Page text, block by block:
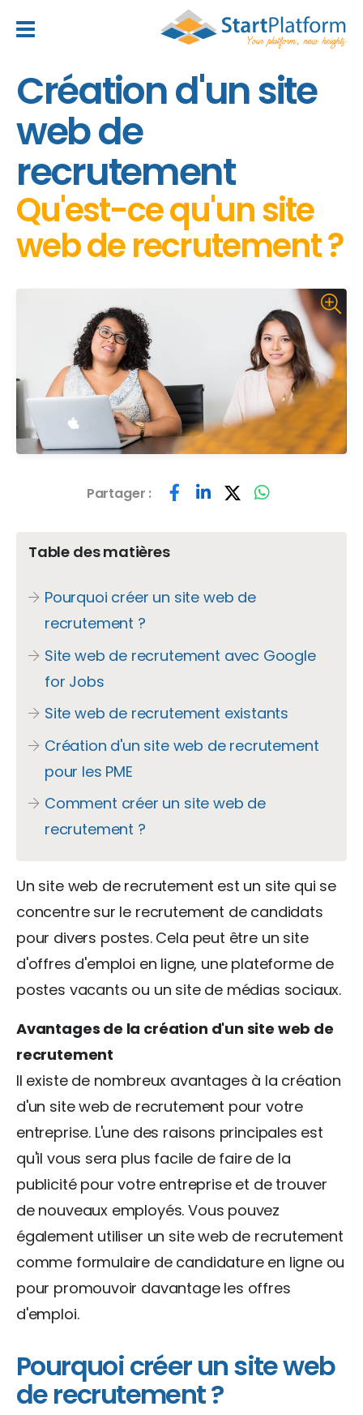
Création d'un site
web de
recrutement
Qu'est-ce qu'un site
web de recrutement ?
Partager :
Table des matières
Pourquoi créer un site web de
recrutement ?
Site web de recrutement avec Google
for Jobs
Site web de recrutement existants
Création d'un site web de recrutement
pour les PME
Comment créer un site web de
recrutement ?
Un site web de recrutement est un site qui se
concentre sur le recrutement de candidats
pour divers postes. Cela peut être un site
d'offres d'emploi en ligne, une plateforme de
postes vacants ou un site de médias sociaux.
Avantages de la création d'un site web de
recrutement
Il existe de nombreux avantages à la création
d'un site web de recrutement pour votre
entreprise. L'une des raisons principales est
qu'il vous sera plus facile de faire de la
publicité pour votre entreprise et de trouver
de nouveaux employés. Vous pouvez
également utiliser un site web de recrutement
comme formulaire de candidature en ligne ou
pour promouvoir davantage les offres
d'emploi.
Pourquoi créer un site web
de recrutement ?
header_toggle_navigation